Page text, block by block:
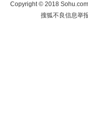
Copyright©2018
搜狐不良信息举